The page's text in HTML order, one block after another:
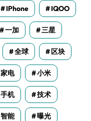
IPhone IQOO
一加 三星
全球 区块
家电 小米
手机 技术
智能 曝光